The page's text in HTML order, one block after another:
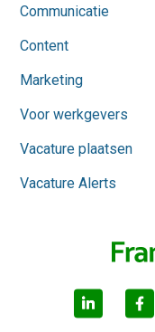
Communicatie
Content
Marketing
Voor werkgevers
Vacature plaatsen
Vacature Alerts